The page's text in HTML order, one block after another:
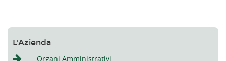
L'Azienda
Organi Amministrativi